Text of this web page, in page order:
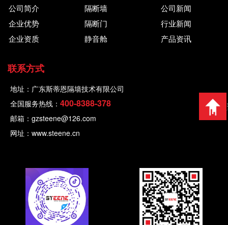
公司简介
企业优势
企业资质
隔断墙
隔断门
静音舱
公司新闻
行业新闻
产品资讯
联系方式
地址：广东斯蒂恩隔墙技术有限公司
全国服务热线： 400-8388-378
邮箱：gzsteene@126.com
网址：www.steene.cn
返回